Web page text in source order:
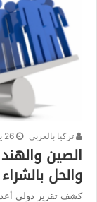
تركيا بالعربي 26 يناير، 2019
الصين
والحل بالشراء
كشف تقرير دولي